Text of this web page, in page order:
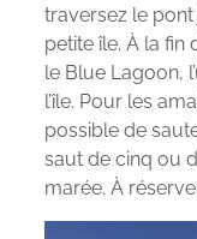
traversez le
petite île. À la
le Blue Lagoon,
l’île. Pour les
possible de
saut de cinq ou
marée. À